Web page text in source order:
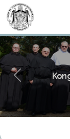
Previous